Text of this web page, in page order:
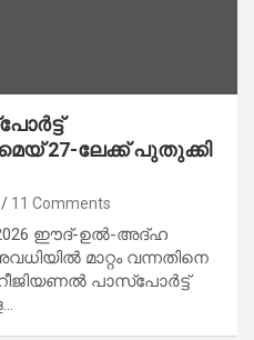
27-ലേക്ക് പുതുക്കി
11 Comments
ഈദ്-ഉൽ-അദ്ഹ
മാറ്റം വന്നതിനെ
പാസ്‌പോർട്ട്